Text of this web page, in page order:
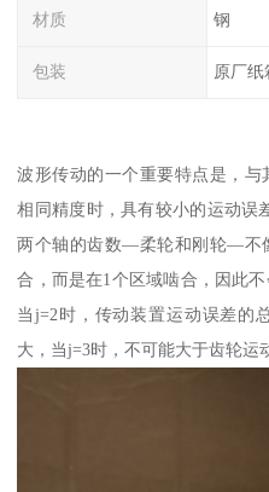
材质 钢
包装 原厂纸
波形传动的一个重要特点是，
相同精度时，具有较小的运动误
两个轴的齿数—柔轮和刚轮—不
合，而是在1个区域啮合，因此
当j=2时，传动装置运动误差的
大，当j=3时，不可能大于齿轮运